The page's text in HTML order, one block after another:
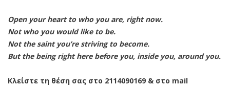
Open your heart to who you are, right now.
Not who you would like to be.
Not the saint you’re striving to become.
But the being right here before you, inside you, around you.
Κλείστε τη θέση σας στο 2114090169 & στο mail